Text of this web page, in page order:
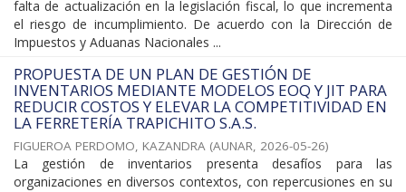
falta de actualización en la legislación fiscal, lo que incrementa
el riesgo de incumplimiento. De acuerdo con la Dirección de
Impuestos y Aduanas Nacionales ...
PROPUESTA DE UN PLAN DE GESTIÓN DE
INVENTARIOS MEDIANTE MODELOS EOQ Y JIT PARA
REDUCIR COSTOS Y ELEVAR LA COMPETITIVIDAD EN
LA FERRETERÍA TRAPICHITO S.A.S.
FIGUEROA PERDOMO, KAZANDRA (AUNAR, 2026-05-26)
La gestión de inventarios presenta desafíos para las
organizaciones en diversos contextos, con repercusiones en su